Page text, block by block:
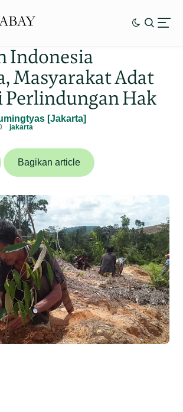
Indonesia
Masyarakat Adat
Hak
[Jakarta]
jakarta
Bagikan article